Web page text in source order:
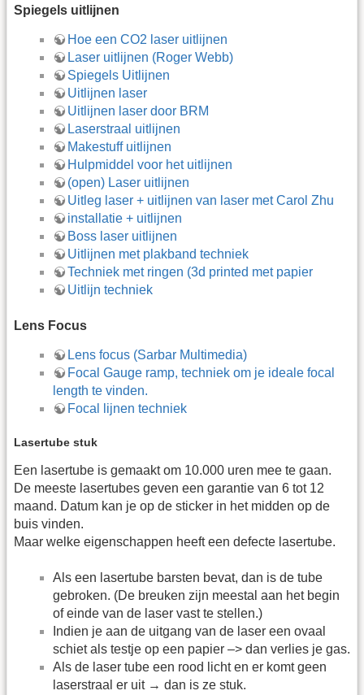
Spiegels uitlijnen
Hoe een CO2 laser uitlijnen
Laser uitlijnen (Roger Webb)
Spiegels Uitlijnen
Uitlijnen laser
Uitlijnen laser door BRM
Laserstraal uitlijnen
Makestuff uitlijnen
Hulpmiddel voor het uitlijnen
(open) Laser uitlijnen
Uitleg laser + uitlijnen van laser met Carol Zhu
installatie + uitlijnen
Boss laser uitlijnen
Uitlijnen met plakband techniek
Techniek met ringen (3d printed met papier
Uitlijn techniek
Lens Focus
Lens focus (Sarbar Multimedia)
Focal Gauge ramp, techniek om je ideale focal
length te vinden.
Focal lijnen techniek
Lasertube stuk
Een lasertube is gemaakt om 10.000 uren mee te gaan.
De meeste lasertubes geven een garantie van 6 tot 12
maand. Datum kan je op de sticker in het midden op de
buis vinden.
Maar welke eigenschappen heeft een defecte lasertube.
Als een lasertube barsten bevat, dan is de tube
gebroken. (De breuken zijn meestal aan het begin
of einde van de laser vast te stellen.)
Indien je aan de uitgang van de laser een ovaal
schiet als testje op een papier –> dan verlies je gas.
Als de laser tube een rood licht en er komt geen
laserstraal er uit → dan is ze stuk.